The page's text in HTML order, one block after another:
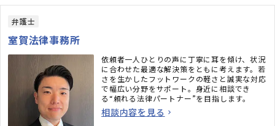
弁護士
室賀法律事務所
依頼者一人ひとりの声に丁寧に耳を傾け、状況
に合わせた最適な解決策をともに考えます。若
さを生かしたフットワークの軽さと誠実な対応
で幅広い分野をサポート。身近に相談でき
る“頼れる法律パートナー”を目指します。
相談内容を見る